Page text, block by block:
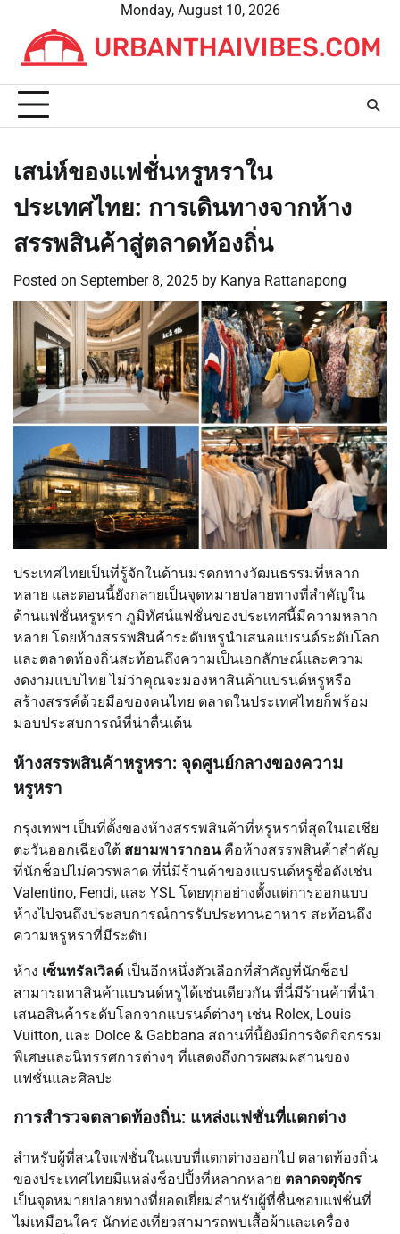
content
Monday, August 10, 2026
เสน่ห์ของแฟชั่นหรูหราใน
ประเทศไทย: การเดินทางจากห้าง
สรรพสินค้าสู่ตลาดท้องถิ่น
Posted on September 8, 2025 by Kanya Rattanapong
ประเทศไทยเป็นที่รู้จักในด้านมรดกทางวัฒนธรรมที่หลาก
หลาย และตอนนี้ยังกลายเป็นจุดหมายปลายทางที่สำคัญใน
ด้านแฟชั่นหรูหรา ภูมิทัศน์แฟชั่นของประเทศนี้มีความหลาก
หลาย โดยห้างสรรพสินค้าระดับหรูนำเสนอแบรนด์ระดับโลก
และตลาดท้องถิ่นสะท้อนถึงความเป็นเอกลักษณ์และความ
งดงามแบบไทย ไม่ว่าคุณจะมองหาสินค้าแบรนด์หรูหรือ
สร้างสรรค์ด้วยมือของคนไทย ตลาดในประเทศไทยก็พร้อม
มอบประสบการณ์ที่น่าตื่นเต้น
ห้างสรรพสินค้าหรูหรา: จุดศูนย์กลางของความ
หรูหรา
กรุงเทพฯ เป็นที่ตั้งของห้างสรรพสินค้าที่หรูหราที่สุดในเอเชีย
ตะวันออกเฉียงใต้ สยามพารากอนคือห้างสรรพสินค้าสำคัญ
ที่นักช็อปไม่ควรพลาด ที่นี่มีร้านค้าของแบรนด์หรูชื่อดังเช่น
Valentino, Fendi, และ YSL โดยทุกอย่างตั้งแต่การออกแบบ
ห้างไปจนถึงประสบการณ์การรับประทานอาหาร สะท้อนถึง
ความหรูหราที่มีระดับ
ห้าง เซ็นทรัลเวิลด์ เป็นอีกหนึ่งตัวเลือกที่สำคัญที่นักช็อป
สามารถหาสินค้าแบรนด์หรูได้เช่นเดียวกัน ที่นี่มีร้านค้าที่นำ
เสนอสินค้าระดับโลกจากแบรนด์ต่างๆ เช่น Rolex, Louis
Vuitton, และ Dolce & Gabbana สถานที่นี้ยังมีการจัดกิจกรรม
พิเศษและนิทรรศการต่างๆ ที่แสดงถึงการผสมผสานของ
แฟชั่นและศิลปะ
การสำรวจตลาดท้องถิ่น: แหล่งแฟชั่นที่แตกต่าง
สำหรับผู้ที่สนใจแฟชั่นในแบบที่แตกต่างออกไป ตลาดท้องถิ่น
ของประเทศไทยมีแหล่งช็อปปิ้งที่หลากหลาย ตลาดจตุจักร
เป็นจุดหมายปลายทางที่ยอดเยี่ยมสำหรับผู้ที่ชื่นชอบแฟชั่นที่
ไม่เหมือนใคร นักท่องเที่ยวสามารถพบเสื้อผ้าและเครื่อง